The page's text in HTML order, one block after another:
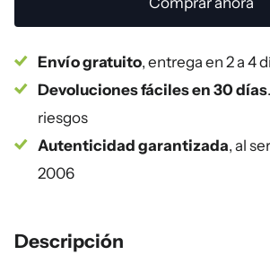
Envío gratuito, entrega en 2 a 4
Devoluciones fáciles en 30 días
riesgos
Autenticidad garantizada, al
2006
Descripción